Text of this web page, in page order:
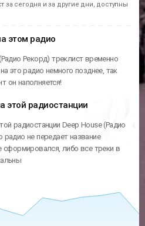
за сегодня и за другие дни, доступны
этом радио
Рекорд) треклист временно
это радио немного позднее, так
он наполняется!
этой радиостанции
радиостанции Deep House (Радио
не передает название
сформировался, либо все треки в